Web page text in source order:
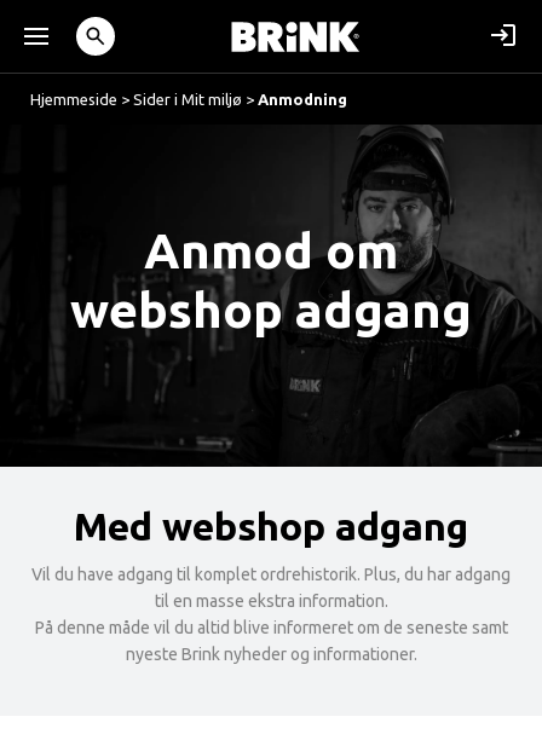
Hjemmeside > Sider i Mit miljø > Anmodning
Anmod om
webshop adgang
Med webshop adgang
Vil du have adgang til komplet ordrehistorik. Plus, du har adgang
til en masse ekstra information.
På denne måde vil du altid blive informeret om de seneste samt
nyeste Brink nyheder og informationer.